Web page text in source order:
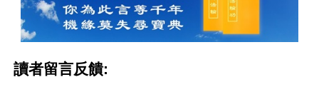
讀者留言反饋: